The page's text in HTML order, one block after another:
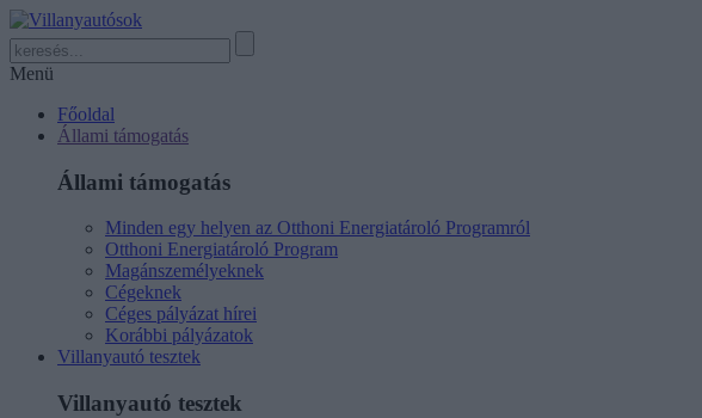
Menü
Főoldal
Állami támogatás
Állami támogatás
Minden egy helyen az Otthoni Energiatároló Programról
Otthoni Energiatároló Program
Magánszemélyeknek
Cégeknek
Céges pályázat hírei
Korábbi pályázatok
Villanyautó tesztek
Villanyautó tesztek